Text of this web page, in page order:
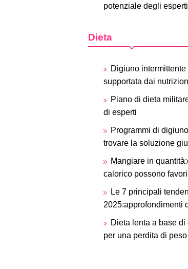
potenziale degli esperti
Dieta
Digiuno
supportata dai
Piano di dieta
di esperti
Programmi di
trovare la soluzione
Mangiare in
calorico possono
Le 7 principali
2025:approfondimenti
Dieta lenta a base
per una perdita di